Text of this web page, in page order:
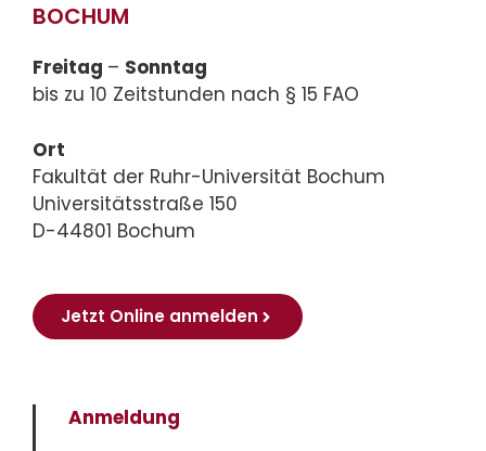
BOCHUM
Freitag – Sonntag
bis zu 10 Zeitstunden nach § 15 FAO
Ort
Fakultät der Ruhr-Universität Bochum
Universitätsstraße 150
D-44801 Bochum
Jetzt Online anmelden
Anmeldung